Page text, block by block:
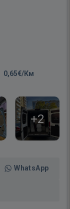
0,65€/Км
+2
WhatsApp